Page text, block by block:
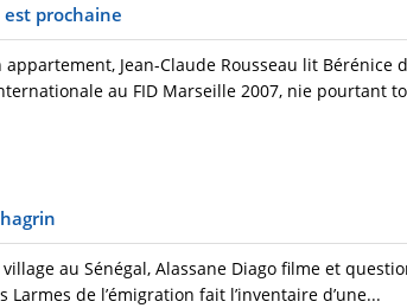
prochaine
appartement, Jean-Claude Rousseau lit
au FID Marseille 2007, nie pourtant
au Sénégal, Alassane Diago filme et
Larmes de l’émigration fait l’inventaire d’une...